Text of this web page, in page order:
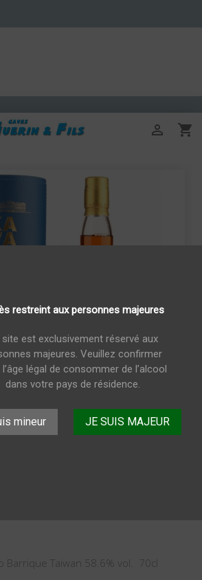
restreint aux personnes majeures
site est exclusivement réservé aux
majeures. Veuillez confirmer
l’âge légal de consommer de l’alcool
dans votre pays de résidence.
mineur JE SUIS MAJEUR


Vinho
58.6%vol.
Barrique Taiwan 58.6% vol. 70cl